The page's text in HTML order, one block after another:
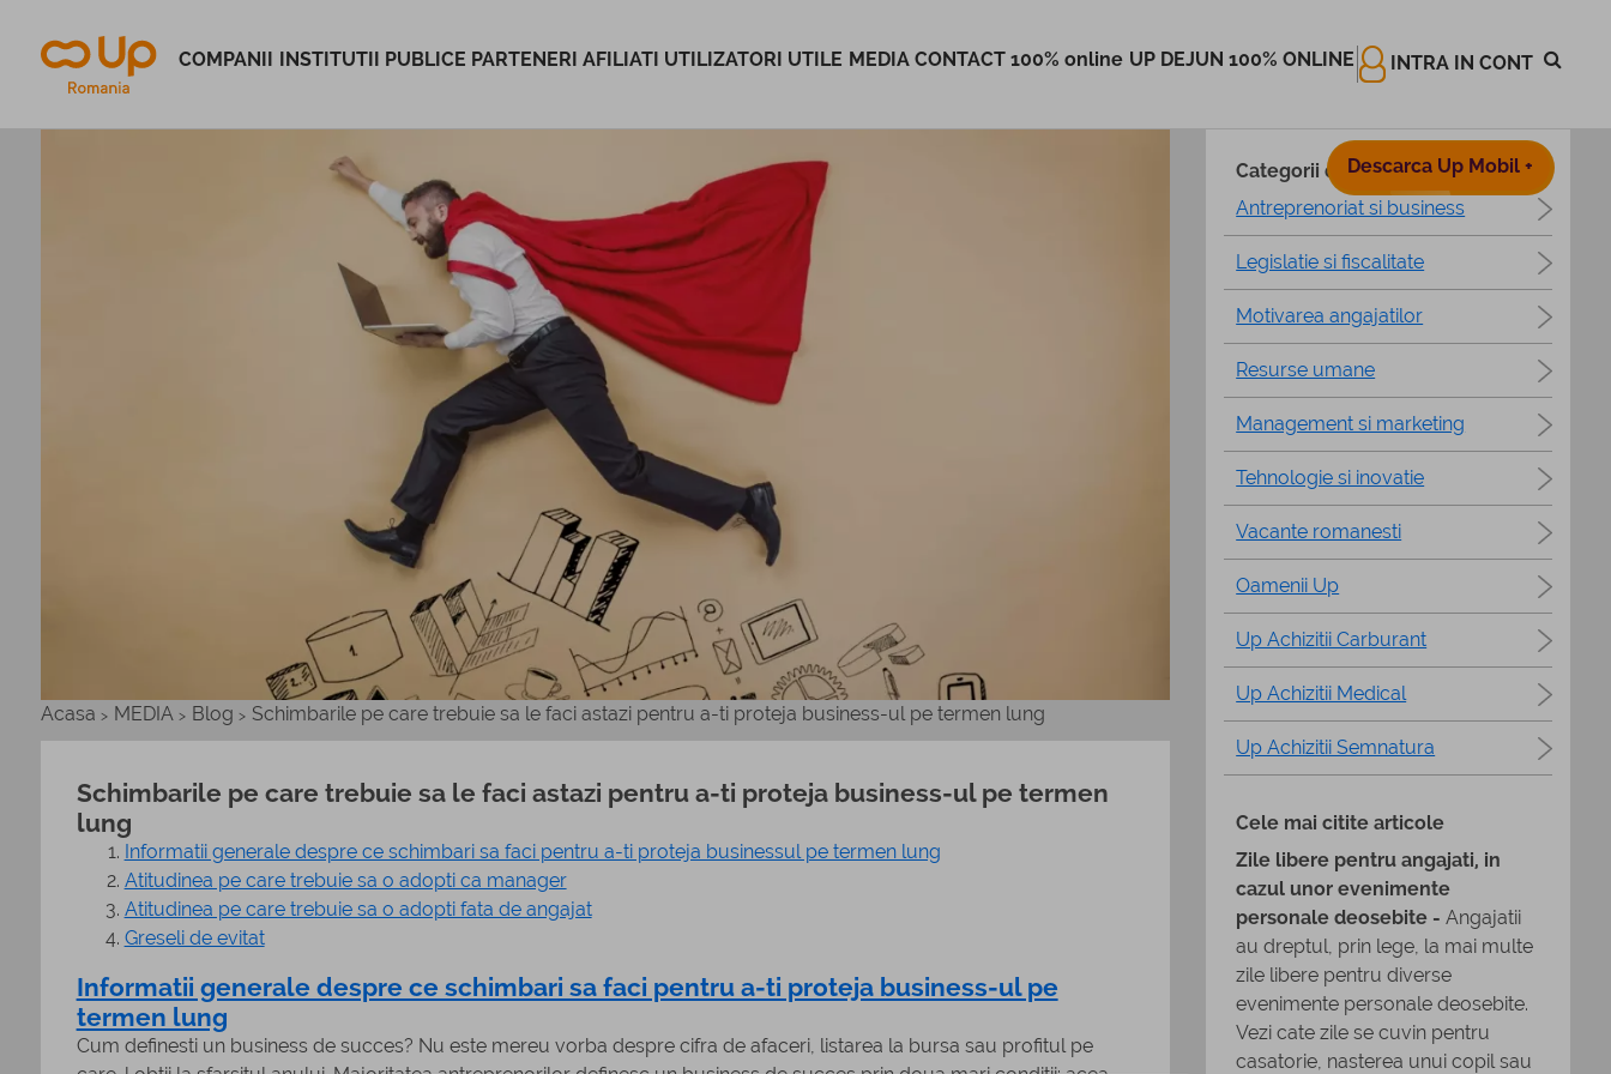
Descarca Up Mobil +
COMPANII INSTITUTII PUBLICE PARTENERI AFILIATI UTILIZATORI UTILE MEDIA CONTACT 100% online UP DEJUN 100% ONLINE INTRA IN CONT
Acasa > MEDIA > Blog > Schimbarile pe care trebuie sa le faci astazi pentru a-ti proteja business-ul pe termen lung
Schimbarile pe care trebuie sa le faci astazi pentru a-ti proteja business-ul pe termen
lung
Informatii generale despre ce schimbari sa faci pentru a-ti proteja businessul pe termen lung
Atitudinea pe care trebuie sa o adopti ca manager
Atitudinea pe care trebuie sa o adopti fata de angajat
Greseli de evitat
Informatii generale despre ce schimbari sa faci pentru a-ti proteja business-ul pe
termen lung
Cum definesti un business de succes? Nu este mereu vorba despre cifra de afaceri, listarea la bursa sau profitul pe
Categorii de articole
Antreprenoriat si business
Legislatie si fiscalitate
Motivarea angajatilor
Resurse umane
Management si marketing
Tehnologie si inovatie
Vacante romanesti
Oamenii Up
Up Achizitii Carburant
Up Achizitii Medical
Up Achizitii Semnatura
Cele mai citite articole
Zile libere pentru angajati, in
cazul unor evenimente
personale deosebite -Angajatii
au dreptul, prin lege, la mai multe
zile libere pentru diverse
evenimente personale deosebite.
Vezi cate zile se cuvin pentru
casatorie, nasterea unui copil sau